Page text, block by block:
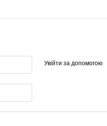
Увійти за допомогою